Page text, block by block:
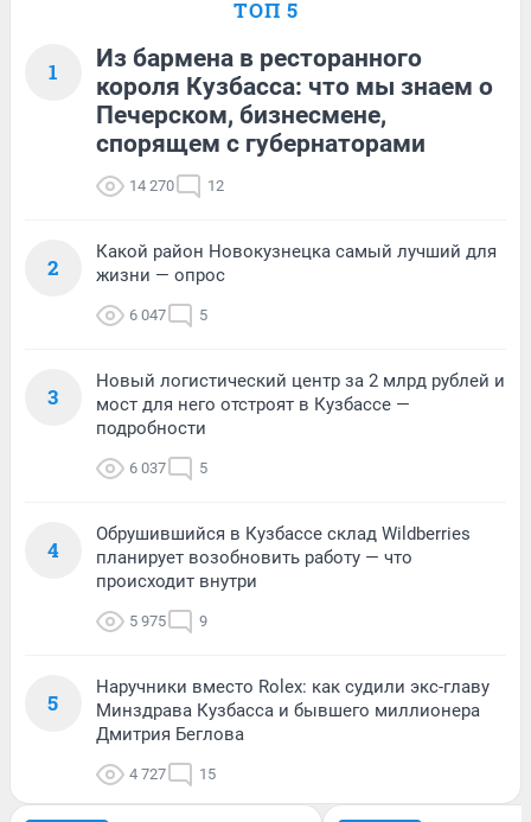
ТОП 5
1
Из бармена в ресторанного
короля Кузбасса: что мы знаем о
Печерском, бизнесмене,
спорящем с губернаторами
14 270 12
2
Какой район Новокузнецка самый лучший для
жизни — опрос
6 047 5
3
Новый логистический центр за 2 млрд рублей и
мост для него отстроят в Кузбассе —
подробности
6 037 5
4
Обрушившийся в Кузбассе склад Wildberries
планирует возобновить работу — что
происходит внутри
5 975 9
5
Наручники вместо Rolex: как судили экс-главу
Минздрава Кузбасса и бывшего миллионера
Дмитрия Беглова
4 727 15